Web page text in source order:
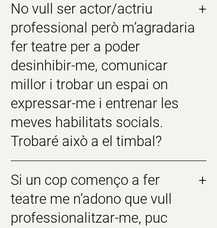
No vull ser actor/actriu
professional però m’agradaria
fer teatre per a poder
desinhibir-me, comunicar
millor i trobar un espai on
expressar-me i entrenar les
meves habilitats socials.
Trobaré això a el timbal?
+
Si un cop començo a fer
teatre me n’adono que vull
professionalitzar-me, puc
+